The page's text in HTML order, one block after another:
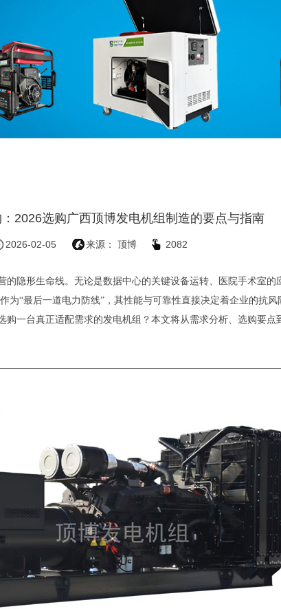
2026选购广西顶博发电机组制造的要点与指南
2026-02-05 来源： 顶博 2082
的隐形生命线。无论是数据中心的关键设备运转、医院手术室
作为“最后一道电力防线”，其性能与可靠性直接决定着企业的抗
一台真正适配需求的发电机组？本文将从需求分析、选购要点